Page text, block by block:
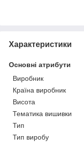
Характеристики
Основні атрибути
Виробник
Країна виробник
Висота
Тематика вишивки
Тип
Тип виробу